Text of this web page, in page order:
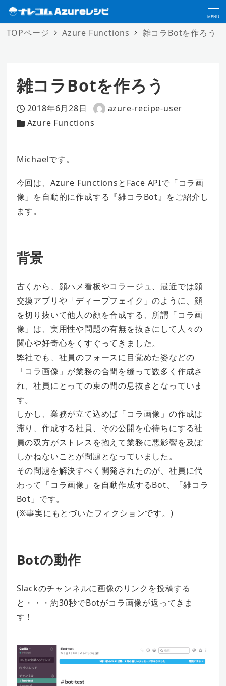
MENU
TOPページ Azure Functions 雑コラBotを作ろう
雑コラBotを作ろう
投稿日
2018年6月28日
著
者
azure-recipe-user
カテゴリー
Azure Functions
Michaelです。
今回は、Azure FunctionsとFace APIで「コラ画
像」を自動的に作成する『雑コラBot』をご紹介し
ます。
背景
古くから、顔ハメ看板やコラージュ、最近では顔
交換アプリや「ディープフェイク」のように、顔
を切り抜いて他人の顔を合成する、所謂「コラ画
像」は、実用性や問題の有無を抜きにして人々の
関心や好奇心をくすぐってきました。
弊社でも、社員のフォースに目覚めた姿などの
「コラ画像」が業務の合間を縫って数多く作成さ
れ、社員にとっての束の間の息抜きとなっていま
す。
しかし、業務が立て込めば「コラ画像」の作成は
滞り、作成する社員、その公開を心待ちにする社
員の双方がストレスを抱えて業務に悪影響を及ぼ
しかねないことが問題となっていました。
その問題を解決すべく開発されたのが、社員に代
わって「コラ画像」を自動作成するBot、「雑コラ
Bot」です。
(※事実にもとづいたフィクションです。)
Botの動作
Slackのチャンネルに画像のリンクを投稿する
と・・・約30秒でBotがコラ画像が返ってきま
す！